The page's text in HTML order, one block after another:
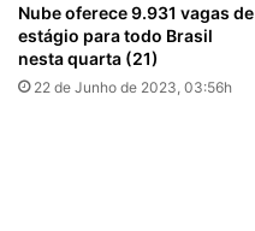
Nube oferece 9.931 vagas de
estágio para todo Brasil
nesta quarta (21)
22 de Junho de 2023, 03:56h